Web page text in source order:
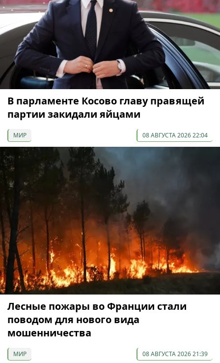
В парламенте Косово главу правящей
партии закидали яйцами
МИР 08 АВГУСТА 2026 22:04
Лесные пожары во Франции стали
поводом для нового вида
мошенничества
МИР 08 АВГУСТА 2026 21:39